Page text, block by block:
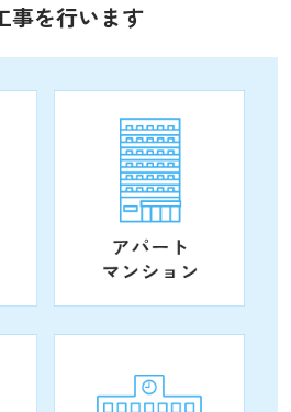
事を行います